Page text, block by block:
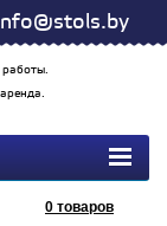
0 товаров